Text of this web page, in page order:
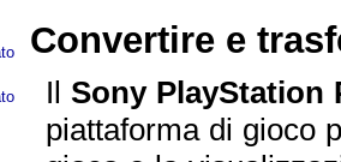
Convertire e
Il Sony PlayStation
piattaforma di gioco